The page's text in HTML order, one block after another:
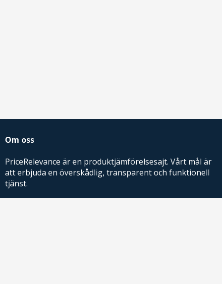
Om oss
PriceRelevance är en produktjämförelsesajt. Vårt mål är
att erbjuda en överskådlig, transparent och funktionell
tjänst.
PriceRelevance ägs och drivs av AdRelevance Sverige AB.